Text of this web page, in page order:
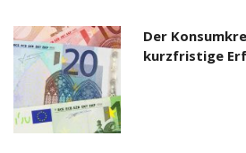
Der
kurzfristige